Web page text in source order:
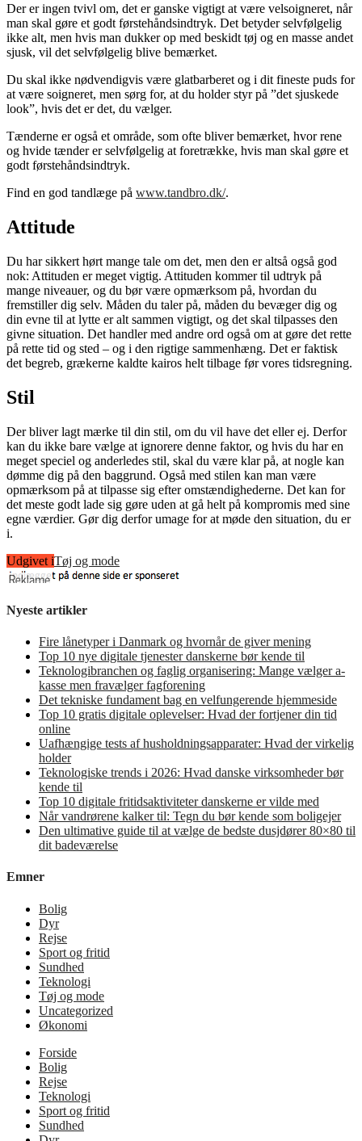
Der er ingen tvivl om, det er ganske vigtigt at være velsoigneret, når
man skal gøre et godt førstehåndsindtryk. Det betyder selvfølgelig
ikke alt, men hvis man dukker op med beskidt tøj og en masse andet
sjusk, vil det selvfølgelig blive bemærket.
Du skal ikke nødvendigvis være glatbarberet og i dit fineste puds for
at være soigneret, men sørg for, at du holder styr på ”det sjuskede
look”, hvis det er det, du vælger.
Tænderne er også et område, som ofte bliver bemærket, hvor rene
og hvide tænder er selvfølgelig at foretrække, hvis man skal gøre et
godt førstehåndsindtryk.
Find en god tandlæge på www.tandbro.dk/.
Attitude
Du har sikkert hørt mange tale om det, men den er altså også god
nok: Attituden er meget vigtig. Attituden kommer til udtryk på
mange niveauer, og du bør være opmærksom på, hvordan du
fremstiller dig selv. Måden du taler på, måden du bevæger dig og
din evne til at lytte er alt sammen vigtigt, og det skal tilpasses den
givne situation. Det handler med andre ord også om at gøre det rette
på rette tid og sted – og i den rigtige sammenhæng. Det er faktisk
det begreb, grækerne kaldte kairos helt tilbage før vores tidsregning.
Stil
Der bliver lagt mærke til din stil, om du vil have det eller ej. Derfor
kan du ikke bare vælge at ignorere denne faktor, og hvis du har en
meget speciel og anderledes stil, skal du være klar på, at nogle kan
dømme dig på den baggrund. Også med stilen kan man være
opmærksom på at tilpasse sig efter omstændighederne. Det kan for
det meste godt lade sig gøre uden at gå helt på kompromis med sine
egne værdier. Gør dig derfor umage for at møde den situation, du er
i.
Udgivet iTøj og mode
Nyeste artikler
Fire lånetyper i Danmark og hvornår de giver mening
Top 10 nye digitale tjenester danskerne bør kende til
Teknologibranchen og faglig organisering: Mange vælger a-
kasse men fravælger fagforening
Det tekniske fundament bag en velfungerende hjemmeside
Top 10 gratis digitale oplevelser: Hvad der fortjener din tid
online
Uafhængige tests af husholdningsapparater: Hvad der virkelig
holder
Teknologiske trends i 2026: Hvad danske virksomheder bør
kende til
Top 10 digitale fritidsaktiviteter danskerne er vilde med
Når vandrørene kalker til: Tegn du bør kende som boligejer
Den ultimative guide til at vælge de bedste dusjdører 80×80 til
dit badeværelse
Emner
Bolig
Dyr
Rejse
Sport og fritid
Sundhed
Teknologi
Tøj og mode
Uncategorized
Økonomi
Forside
Bolig
Rejse
Teknologi
Sport og fritid
Sundhed